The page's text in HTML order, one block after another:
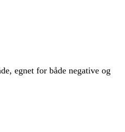
egnet for både negative og